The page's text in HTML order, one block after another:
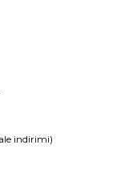
indirimi)